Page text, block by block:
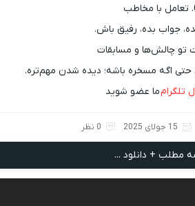
جواب بده، رفیق باش.
اگه مسخره باشه؛ دیده شدن مهم‌تره.
تلگرامما عضو شوید
15 جولای 2025 0 نظر
مطلب + دانلود ...